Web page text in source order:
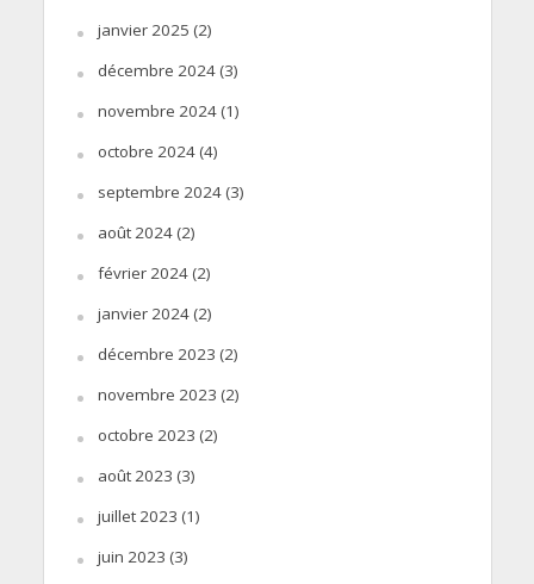
janvier 2025 (2)
décembre 2024(3)
novembre 2024(1)
octobre 2024(4)
septembre 2024(3)
août 2024(2)
février 2024(2)
janvier 2024(2)
décembre 2023 (2)
novembre 2023 (2)
octobre 2023 (2)
août 2023 (3)
juillet 2023 (1)
juin 2023 (3)